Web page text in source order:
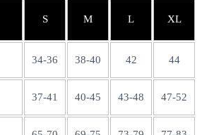
S M L XL
34-36 38-40 42 44
37-41 40-45 43-48 47-52